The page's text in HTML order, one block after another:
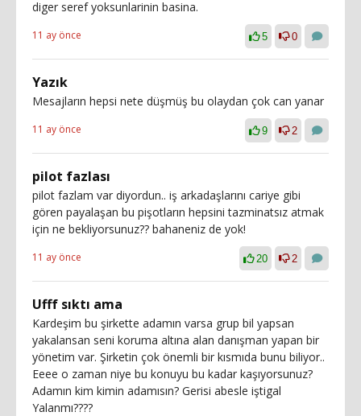
diger seref yoksunlarinin basina.
11 ay önce 5 0
Yazık
Mesajların hepsi nete düşmüş bu olaydan çok can yanar
11 ay önce 9 2
pilot fazlası
pilot fazlam var diyordun.. iş arkadaşlarını cariye gibi
gören payalaşan bu pişotların hepsini tazminatsız atmak
için ne bekliyorsunuz?? bahaneniz de yok!
11 ay önce 20 2
Ufff sıktı ama
Kardeşim bu şirkette adamın varsa grup bil yapsan
yakalansan seni koruma altına alan danışman yapan bir
yönetim var. Şirketin çok önemli bir kısmıda bunu biliyor..
Eeee o zaman niye bu konuyu bu kadar kaşıyorsunuz?
Adamın kim kimin adamısın? Gerisi abesle iştigal
Yalanmı????